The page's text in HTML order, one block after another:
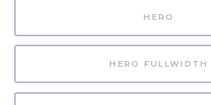
HERO
HERO FULLWIDTH